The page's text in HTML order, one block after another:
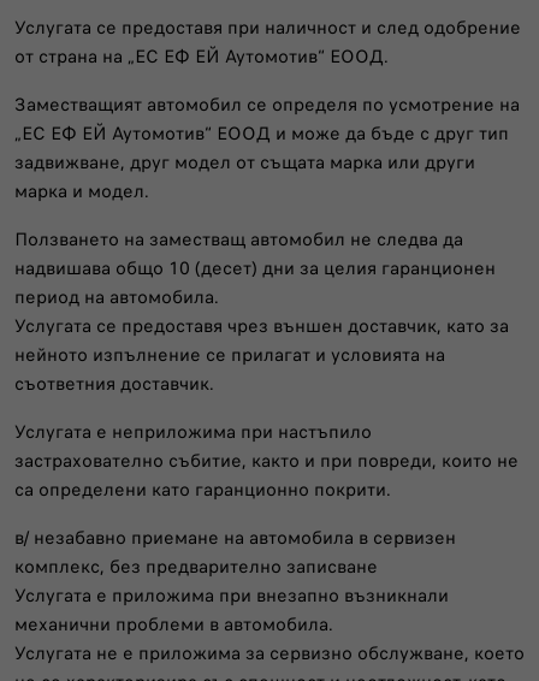
Услугата се предоставя при наличност и след одобрение
от страна на „ЕС ЕФ ЕЙ Аутомотив“ ЕООД.
Заместващият автомобил се определя по усмотрение на
„ЕС ЕФ ЕЙ Аутомотив“ ЕООД и може да бъде с друг тип
задвижване, друг модел от същата марка или други
марка и модел.
Ползването на заместващ автомобил не следва да
надвишава общо 10 (десет) дни за целия гаранционен
период на автомобила.
Услугата се предоставя чрез външен доставчик, като за
нейното изпълнение се прилагат и условията на
съответния доставчик.
Услугата е неприложима при настъпило
застрахователно събитие, както и при повреди, които не
са определени като гаранционно покрити.
в/ незабавно приемане на автомобила в сервизен
комплекс, без предварително записване
Услугата е приложима при внезапно възникнали
механични проблеми в автомобила.
Услугата не е приложима за сервизно обслужване, което